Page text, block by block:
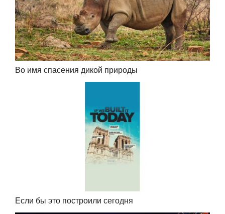
Во имя спасения дикой природы
Если бы это построили сегодня